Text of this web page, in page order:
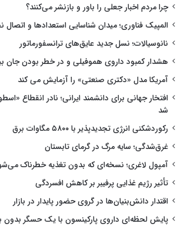
چرا مردم اخبار جعلی را باور و بازنشر می‌کنند؟
المپیک فناوری؛ میدان شناسایی استعدادها و
نانوسیالات؛ نسل جدید عایق‌های ترانسفورماتور
هشدار کمبود داروی هموفیلی و در خطر بودن جان
آمریکا مدل «دکتری صنعتی» را آزمایش می کند
افتخار جهانی برای دانشمند ایرانی؛ نادر انقطاع
شد
رکوردشکنی انرژی تجدیدپذیر با ۵۸۰۰ مگاوات برق
غرق‌شدگی؛ سایه مرگ در گرمای تابستان
آمپول لاغری؛ نسخه‌ای که بدون تغذیه خطرناک
تأثیر رژیم غذایی پرفیبر بر کاهش افسردگی
اقتدار دانش‌بنیان‌ها در گروی حضور پایدار در بازار
پایش لحظه‌ای داروی پارکینسون با یک حسگر بدون